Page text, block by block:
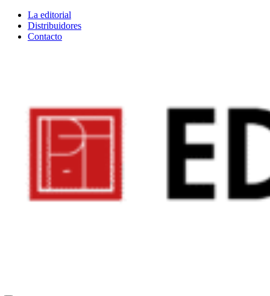
Skip
content
La editorial
Distribuidores
Contacto